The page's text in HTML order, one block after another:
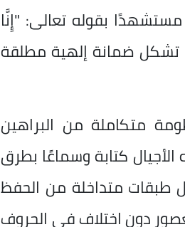
بقوله تعالى: "إِنَّا
تشكل ضمانة إلهية مطلقة
متكاملة من البراهين
الأجيال كتابة وسماعًا بطرق
طبقات متداخلة من الحفظ
دون اختلاف في الحروف